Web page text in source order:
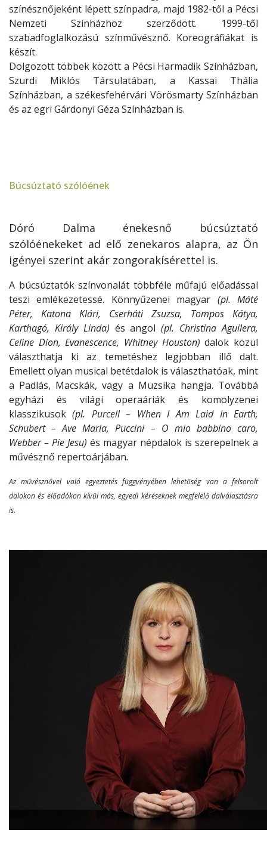
színésznőjeként lépett színpadra, majd 1982-től a Pécsi
Nemzeti Színházhoz szerződött. 1999-től
szabadfoglalkozású színművésznő. Koreográfiákat is
készít.
Dolgozott többek között a Pécsi Harmadik Színházban,
Szurdi Miklós Társulatában, a Kassai Thália
Színházban, a székesfehérvári Vörösmarty Színházban
és az egri Gárdonyi Géza Színházban is.
Búcsúztató szólóének
Dóró Dalma énekesnő búcsúztató
szólóénekeket ad elő zenekaros alapra, az Ön
igényei szerint akár zongorakísérettel is.
A búcsúztatók színvonalát többféle műfajú előadással
teszi emlékezetessé. Könnyűzenei magyar (pl. Máté
Péter, Katona Klári, Cserháti Zsuzsa, Tompos Kátya,
Karthagó, Király Linda) és angol(pl. Christina Aguilera,
Celine Dion, Evanescence, Whitney Houston) dalok közül
választhatja ki az temetéshez legjobban illő dalt.
Emellett olyan musical betétdalok is választhatóak, mint
a Padlás, Macskák, vagy a Muzsika hangja. Továbbá
egyházi és világi operaáriák és komolyzenei
klasszikusok(pl. Purcell – When I Am Laid In Earth,
Schubert – Ave Maria, Puccini – O mio babbino caro,
Webber – Pie Jesu) és magyar népdalok is szerepelnek a
művésznő repertoárjában.
Az művésznővel való egyeztetés függvényében lehetőség van a felsorolt
dalokon és előadókon kívül más, egyedi kéréseknek megfelelő dalválasztásra
is.